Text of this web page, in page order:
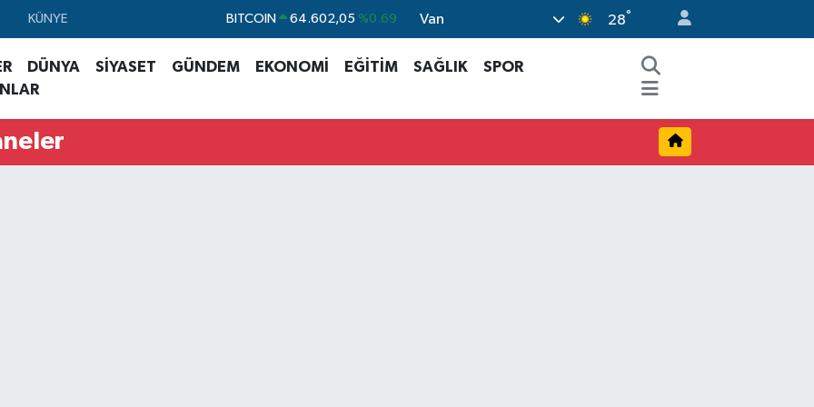
KÜNYE DOLAR 47,5986 %0.06
55,0700 %0.1
GRAM ALTIN 6518.23 %0.39
Van 28°
DÜNYA SİYASET GÜNDEM EKONOMİ EĞİTİM SAĞLIK
SPOR